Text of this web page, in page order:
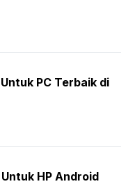
PC Terbaik di
HP Android